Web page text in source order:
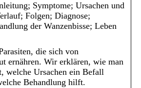
Symptome; Ursachen und
Folgen; Diagnose;
der Wanzenbisse; Leben
die sich von
ernähren. Wir erklären, wie man
welche Ursachen ein Befall
Behandlung hilft.